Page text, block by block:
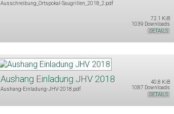
Ausschreibung_Ortspokal-Saugrillen_2018_2.pdf
72.1 KiB
1039 Downloads
DETAILS
Aushang Einladung JHV 2018
Aushang-Einladung-JHV-2018.pdf
40.8 KiB
1087 Downloads
DETAILS